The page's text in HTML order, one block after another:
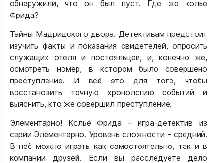
обнаружили, что он был пуст. Где же колье
Фрида?
Тайны Мадридского двора. Детективам предстоит
изучить факты и показания свидетелей, опросить
служащих отеля и постояльцев, и, конечно же,
осмотреть номер, в котором было совершено
преступление. И всё это для того, чтобы
восстановить точную хронологию событий и
выяснить, кто же совершил преступление.
Элементарно! Колье Фрида – игра-детектив из
серии Элементарно. Уровень сложности – средний.
В неё можно играть как самостоятельно, так и в
компании друзей. Если вы расследуете дело